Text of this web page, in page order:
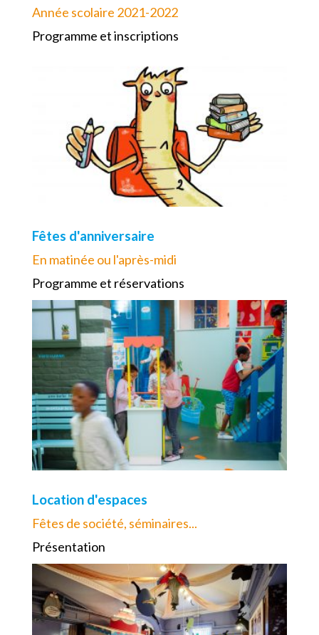
Année scolaire 2021-2022
Programme et inscriptions
Fêtes d'anniversaire
En matinée ou l'après-midi
Programme et réservations
Location d'espaces
Fêtes de société, séminaires...
Présentation